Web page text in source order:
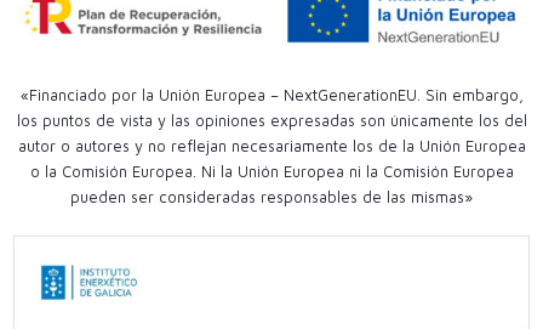
«Financiado por la Unión Europea – NextGenerationEU. Sin embargo,
los puntos de vista y las opiniones expresadas son únicamente los del
autor o autores y no reflejan necesariamente los de la Unión Europea
o la Comisión Europea. Ni la Unión Europea ni la Comisión Europea
pueden ser consideradas responsables de las mismas»